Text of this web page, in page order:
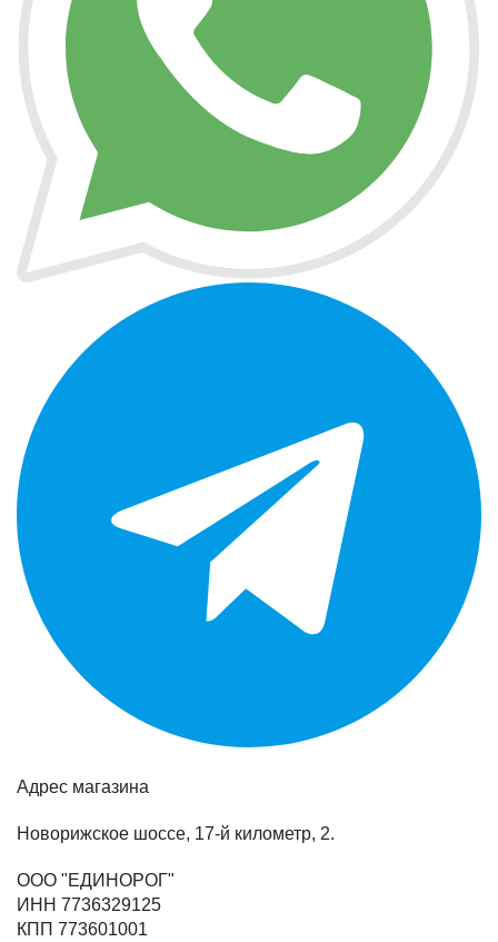
Адрес магазина
Новорижское шоссе, 17-й километр, 2.
ООО "ЕДИНОРОГ"
ИНН 7736329125
КПП 773601001